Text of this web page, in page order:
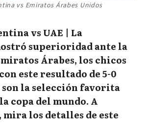
vs Emiratos Árabes Unidos
vs UAE | La
superioridad ante la
Árabes, los chicos
este resultado de 5-0
la selección favorita
copa del mundo. A
los detalles de este